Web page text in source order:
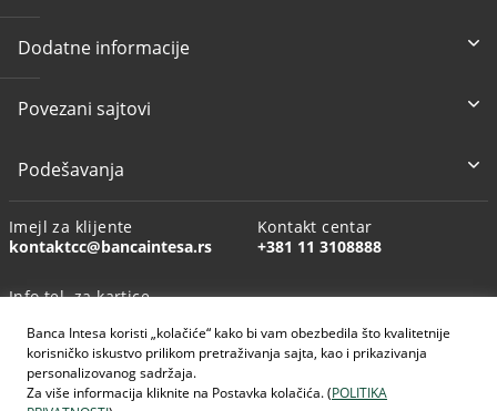
Banca Intesa koristi „kolačiće“ kako bi vam obezbedila što kvalitetnije
korisničko iskustvo prilikom pretraživanja sajta, kao i prikazivanja
personalizovanog sadržaja.
Za više informacija kliknite na Postavka kolačića. (POLITIKA
Dodatne informacije
Povezani sajtovi
Podešavanja
Imejl za klijente
kontaktcc@bancaintesa.rs
Kontakt centar
+381 11 3108888
Info tel. za kartice